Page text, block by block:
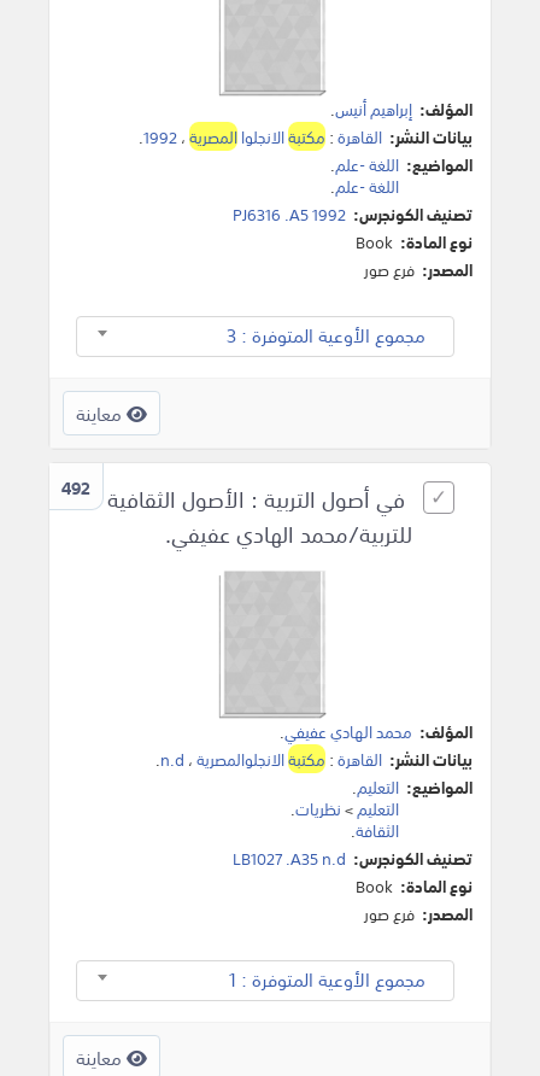
المؤلف: إبراهيم أنيس.
بيانات النشر: القاهرة:مكتبةالانجلواالمصرية،1992
.
المواضيع: اللغة -علم.
اللغة -علم.
تصنيف الكونجرس: PJ6316 .A5 1992
نوع المادة: Book
المصدر: فرع صور
مجموع الأوعية المتوفرة : 3
معاينة
492 في أصول التربية : الأصول الثقافية
للتربية/محمد الهادي عفيفي.
المؤلف: محمد الهادي عفيفي.
بيانات النشر: القاهرة:مكتبةالانجلوالمصرية، n.d
.
المواضيع: التعليم.
التعليم>نظريات.
الثقافة.
تصنيف الكونجرس: LB1027 .A35 n.d
نوع المادة: Book
المصدر: فرع صور
مجموع الأوعية المتوفرة : 1
معاينة